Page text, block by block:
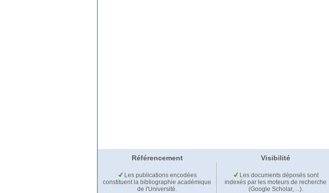
Référencement Visibilité
Les publications encodées
constituent la bibliographie académique
de l'Université.
Les documents déposés sont
indexés par les moteurs de recherche
(Google Scholar,…).